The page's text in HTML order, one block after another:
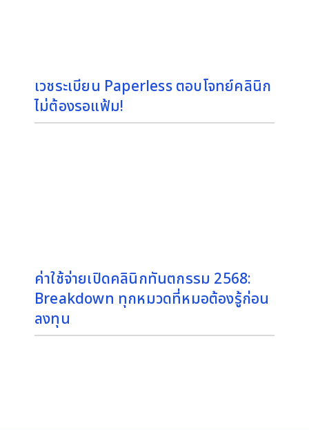
เวชระเบียน Paperless ตอบโจทย์คลินิก
ไม่ต้องรอแฟ้ม!
ค่าใช้จ่ายเปิดคลินิกทันตกรรม 2568:
Breakdown ทุกหมวดที่หมอต้องรู้ก่อน
ลงทุน